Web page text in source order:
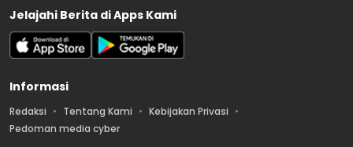
Jelajahi Berita di Apps Kami
Informasi
Redaksi Tentang Kami
Kebijakan Privasi
Pedoman media cyber